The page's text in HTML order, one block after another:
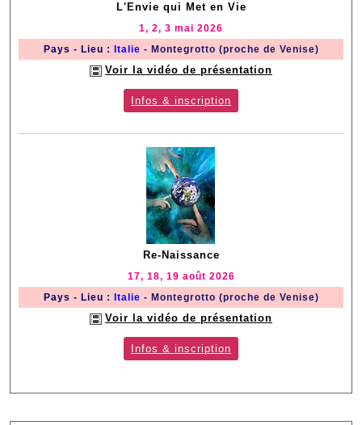
L'Envie qui Met en Vie
1, 2, 3 mai 2026
Pays - Lieu : Italie - Montegrotto (proche de Venise)
Voir la vidéo de présentation
Infos & inscription
Re-Naissance
17, 18, 19 août 2026
Pays - Lieu : Italie - Montegrotto (proche de Venise)
Voir la vidéo de présentation
Infos & inscription